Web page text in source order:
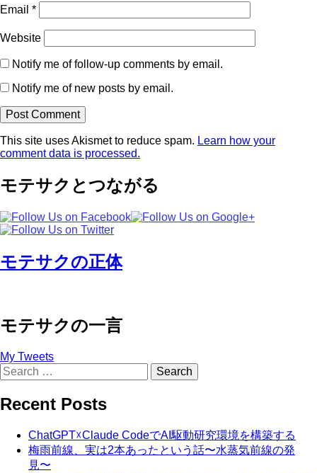
Email *
Website
Notify me of follow-up comments by email.
Notify me of new posts by email.
This site uses Akismet to reduce spam. Learn how your
comment data is processed.
モテサクとつながる
モテサクの正体
モテサクの一言
My Tweets
Search
for:
Recent Posts
ChatGPT☓Claude CodeでAI駆動研究環境を構築する
梅雨前線、実は2本あったという話〜水蒸気前線の発
見〜